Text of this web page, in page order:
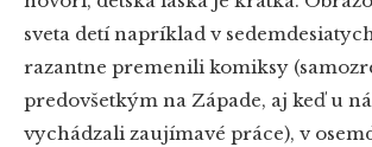
sveta detí napríklad v
razantne premenili komiksy
predovšetkým na Západe, aj keď u
vychádzali zaujímavé práce), v